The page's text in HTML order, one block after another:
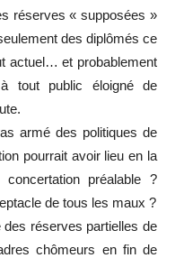
réserves « supposées »
des diplômés ce
actuel… et probablement
tout public éloigné de
armé des politiques de
pourrait avoir lieu en la
préalable ?
de tous les maux ?
des réserves partielles de
chômeurs en fin de